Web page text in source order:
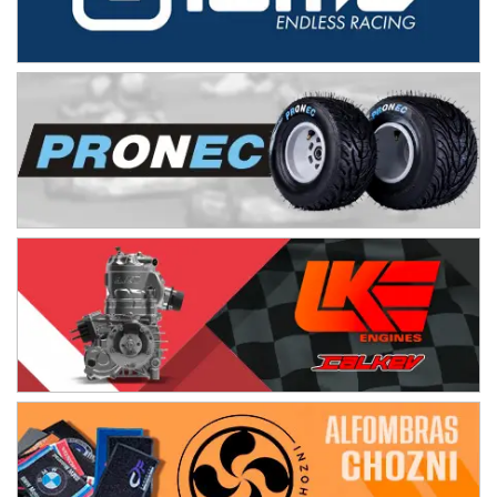
08/09-AGO
Ramiro Tot (Asfalto)
Baradero (Buenos Aires)
KDO - F6
Ciudad de Trenque Lauquen (Asfalto)
Trenque Lauquen (Buenos Aires)
Parque de la Velocidad (Asfalto)
Villaguay (Entre Ríos)
VICTORIENSE - F7
El Cerro (Tierra)
Victoria (Entre Ríos)
PATAGONICO - F6
Moto Club Reginense (Tierra)
Gral. E. Godoy (Río Negro)
CSK - F7
Juventud Unida (Tierra)